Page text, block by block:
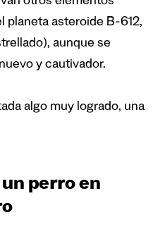
planeta asteroide B-612,
aunque se
y cautivador.
algo muy logrado, una
perro en